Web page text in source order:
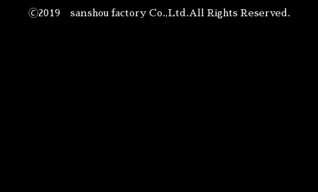
🄫2019 sanshou factory Co.,Ltd.All Rights Reserved.